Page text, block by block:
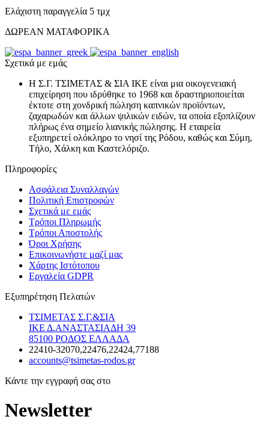
Ελάχιστη παραγγελία 5 τμχ
ΔΩΡΕΑΝ ΜΑΤΑΦΟΡΙΚΑ
Σχετικά με εμάς
Η Σ.Γ. ΤΣΙΜΕΤΑΣ & ΣΙΑ ΙΚΕ είναι μια οικογενειακή
επιχείρηση που ιδρύθηκε το 1968 και δραστηριοποιείται
έκτοτε στη χονδρική πώληση καπνικών προϊόντων,
ζαχαρωδών και άλλων ψιλικών ειδών, τα οποία εξοπλίζουν
πλήρως ένα σημείο λιανικής πώλησης. Η εταιρεία
εξυπηρετεί ολόκληρο το νησί της Ρόδου, καθώς και Σύμη,
Τήλο, Χάλκη και Καστελόριζο.
Πληροφορίες
Ασφάλεια Συναλλαγών
Πολιτική Επιστροφών
Σχετικά με εμάς
Τρόποι Πληρωμής
Τρόποι Αποστολής
Όροι Χρήσης
Επικοινωνήστε μαζί μας
Χάρτης Ιστότοπου
Εργαλεία GDPR
Εξυπηρέτηση Πελατών
ΤΣΙΜΕΤΑΣ Σ.Γ.&ΣΙΑ
ΙΚΕ Δ.ΑΝΑΣΤΑΣΙΑΔΗ 39
85100 ΡΟΔΟΣ ΕΛΛΑΔΑ
22410-32070,22476,22424,77188
accounts@tsimetas-rodos.gr
Κάντε την εγγραφή σας στο
Newsletter